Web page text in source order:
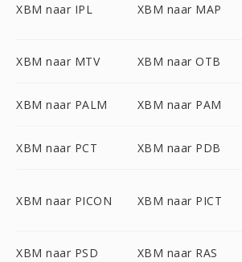
XBM naar IPL XBM naar MAP
XBM naar MTV XBM naar OTB
XBM naar PALM XBM naar PAM
XBM naar PCT XBM naar PDB
XBM naar PICON XBM naar PICT
XBM naar PSD XBM naar RAS